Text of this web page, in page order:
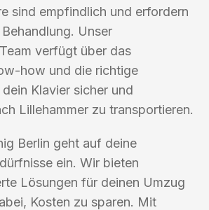
sind empfindlich und erfordern
Unser
verfügt über das
how und die richtige
Klavier sicher und
Lillehammer zu transportieren.
Berlin geht auf deine
ein. Wir bieten
Lösungen für deinen Umzug
Kosten zu sparen. Mit